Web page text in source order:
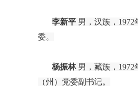
李新平 男，汉族，
委。
杨振林 男，藏族，
（州）党委副书记。